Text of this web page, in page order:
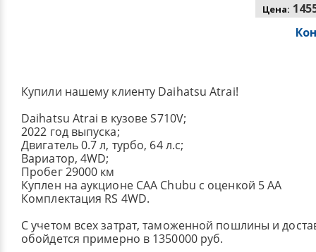
Цена:
Купили нашему клиенту Daihatsu Atrai!
Daihatsu Atrai в кузове S710V;
2022 год выпуска;
Двигатель 0.7 л, турбо, 64 л.с;
Вариатор, 4WD;
Пробег 29000 км
Куплен на аукционе CAA Chubu с оценкой 5 AA
Комплектация RS 4WD.
С учетом всех затрат, таможенной пошлины и
обойдется примерно в 1350000 руб.